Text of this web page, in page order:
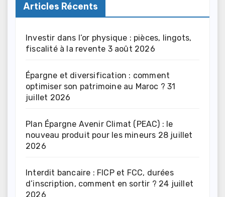
Articles Récents
Investir dans l’or physique : pièces, lingots,
fiscalité à la revente 3 août 2026
Épargne et diversification : comment
optimiser son patrimoine au Maroc ? 31
juillet 2026
Plan Épargne Avenir Climat (PEAC) : le
nouveau produit pour les mineurs 28 juillet
2026
Interdit bancaire : FICP et FCC, durées
d’inscription, comment en sortir ? 24 juillet
2026